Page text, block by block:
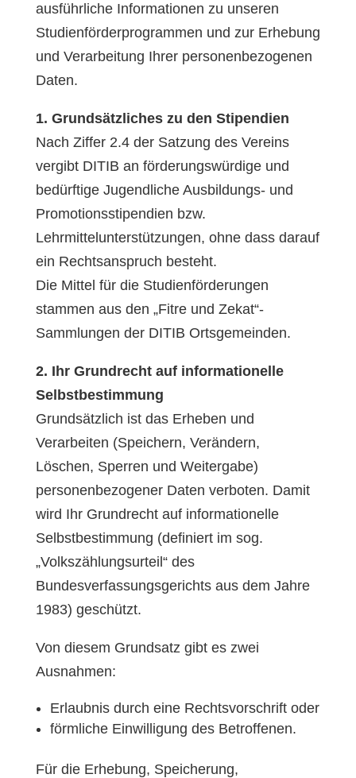
ausführliche Informationen zu unseren
Studienförderprogrammen und zur Erhebung
und Verarbeitung Ihrer personenbezogenen
Daten.
1. Grundsätzliches zu den Stipendien
Nach Ziffer 2.4 der Satzung des Vereins
vergibt DITIB an förderungswürdige und
bedürftige Jugendliche Ausbildungs- und
Promotionsstipendien bzw.
Lehrmittelunterstützungen, ohne dass darauf
ein Rechtsanspruch besteht.
Die Mittel für die Studienförderungen
stammen aus den „Fitre und Zekat“-
Sammlungen der DITIB Ortsgemeinden.
2. Ihr Grundrecht auf informationelle
Selbstbestimmung
Grundsätzlich ist das Erheben und
Verarbeiten (Speichern, Verändern,
Löschen, Sperren und Weitergabe)
personenbezogener Daten verboten. Damit
wird Ihr Grundrecht auf informationelle
Selbstbestimmung (definiert im sog.
„Volkszählungsurteil“ des
Bundesverfassungsgerichts aus dem Jahre
1983) geschützt.
Von diesem Grundsatz gibt es zwei
Ausnahmen:
Erlaubnis durch eine Rechtsvorschrift oder
förmliche Einwilligung des Betroffenen.
Für die Erhebung, Speicherung,